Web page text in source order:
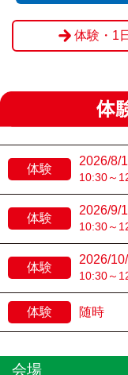
体験・1
体験
2026/8/
10:30～
体験
2026/9/
10:30～
体験
2026/
10:30～
体験 随時
会場